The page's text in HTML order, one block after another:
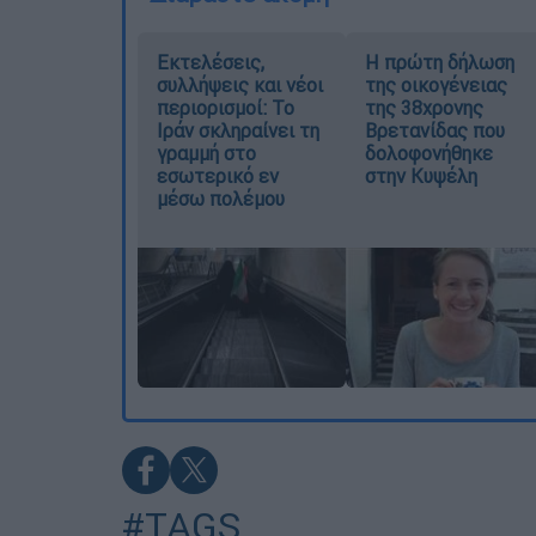
Εκτελέσεις,
συλλήψεις και νέοι
περιορισμοί: Το
Ιράν σκληραίνει τη
γραμμή στο
εσωτερικό εν
μέσω πολέμου
Η πρώτη δήλωση
της οικογένειας
της 38χρονης
Βρετανίδας που
δολοφονήθηκε
στην Κυψέλη
#TAGS